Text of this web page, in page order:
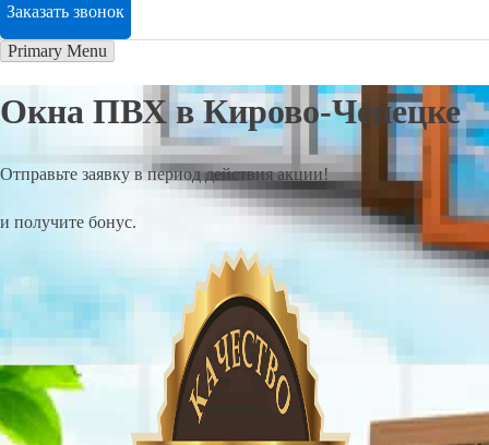
Заказать звонок
Primary Menu
Окна ПВХ в Кирово-Чепецке
Отправьте заявку в период действия акции!
и получите бонус.